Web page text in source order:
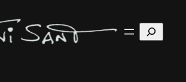
Search